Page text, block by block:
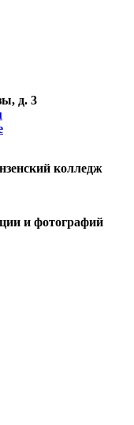
д. 3
колледж
и фотографий